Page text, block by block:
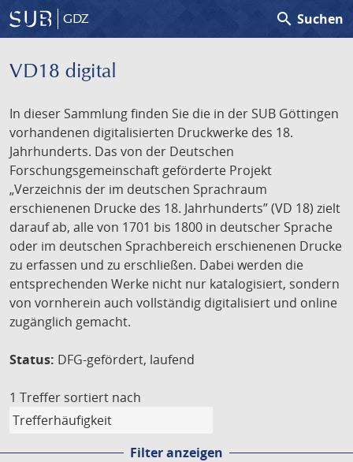
GDZ search Suchen
VD18 digital
In dieser Sammlung finden Sie die in der SUB Göttingen
vorhandenen digitalisierten Druckwerke des 18.
Jahrhunderts. Das von der Deutschen
Forschungsgemeinschaft geförderte Projekt
„Verzeichnis der im deutschen Sprachraum
erschienenen Drucke des 18. Jahrhunderts” (VD 18) zielt
darauf ab, alle von 1701 bis 1800 in deutscher Sprache
oder im deutschen Sprachbereich erschienenen Drucke
zu erfassen und zu erschließen. Dabei werden die
entsprechenden Werke nicht nur katalogisiert, sondern
von vornherein auch vollständig digitalisiert und online
zugänglich gemacht.
Status: DFG-gefördert, laufend
1 Treffer sortiert nach
Filter anzeigen